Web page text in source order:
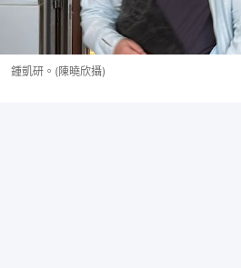
鍾凱研。(陳曉欣攝)